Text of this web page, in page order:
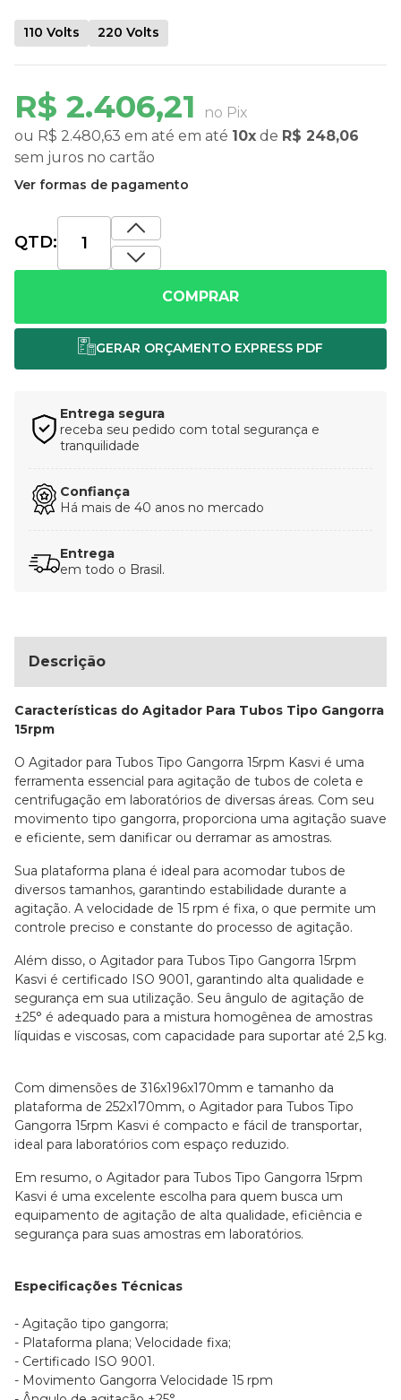
R$ 2.406,21
no Pix
ou R$ 2.480,63 em até em até 10x de R$ 248,06
sem juros no cartão
Ver formas de pagamento
110 Volts 220 Volts
QTD:
COMPRAR
Entrega segura
receba seu pedido com total segurança e
tranquilidade
Confiança
Há mais de 40 anos no mercado
Entrega
em todo o Brasil.
Descrição
Características do Agitador Para Tubos Tipo Gangorra
15rpm
O Agitador para Tubos Tipo Gangorra 15rpm Kasvi é uma
ferramenta essencial para agitação de tubos de coleta e
centrifugação em laboratórios de diversas áreas. Com seu
movimento tipo gangorra, proporciona uma agitação suave
e eficiente, sem danificar ou derramar as amostras.
Sua plataforma plana é ideal para acomodar tubos de
diversos tamanhos, garantindo estabilidade durante a
agitação. A velocidade de 15 rpm é fixa, o que permite um
controle preciso e constante do processo de agitação.
Além disso, o Agitador para Tubos Tipo Gangorra 15rpm
Kasvi é certificado ISO 9001, garantindo alta qualidade e
segurança em sua utilização. Seu ângulo de agitação de
±25° é adequado para a mistura homogênea de amostras
líquidas e viscosas, com capacidade para suportar até 2,5 kg.
Com dimensões de 316x196x170mm e tamanho da
plataforma de 252x170mm, o Agitador para Tubos Tipo
Gangorra 15rpm Kasvi é compacto e fácil de transportar,
ideal para laboratórios com espaço reduzido.
Em resumo, o Agitador para Tubos Tipo Gangorra 15rpm
Kasvi é uma excelente escolha para quem busca um
equipamento de agitação de alta qualidade, eficiência e
segurança para suas amostras em laboratórios.
Especificações Técnicas
- Agitação tipo gangorra;
- Plataforma plana; Velocidade fixa;
- Certificado ISO 9001.
- Movimento Gangorra Velocidade 15 rpm